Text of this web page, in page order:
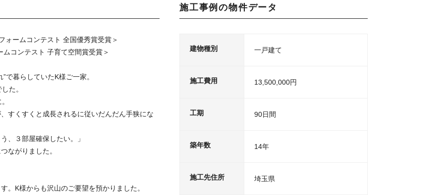
ォームコンテスト 全国優秀賞受賞＞
コンテスト 子育て空間賞受賞＞
で暮らしていたK様ご一家。
た。
すくすくと成長されるに従いだんだん手狭にな
、３部屋確保したい。」
ながりました。
。K様からも沢山のご要望を預かりました。
施工事例の物件データ
建物種別 一戸建て
施工費用 13,500,000円
工期 90日間
築年数 14年
施工先住所 埼玉県